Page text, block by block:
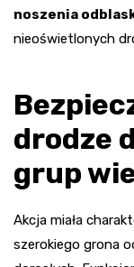
noszenia
nieoświetlonych
drodze
grup
Akcja miała
szerokiego grona